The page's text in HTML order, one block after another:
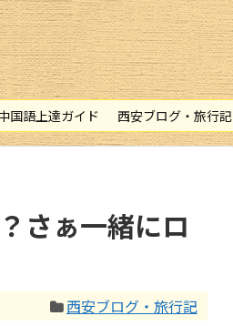
国語上達ガイド 西安ブログ・旅行記
さぁ一緒にロ
西安ブログ・旅行記